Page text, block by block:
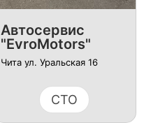
Автосервис
"EvroMotors"
Чита ул. Уральская 16
СТО